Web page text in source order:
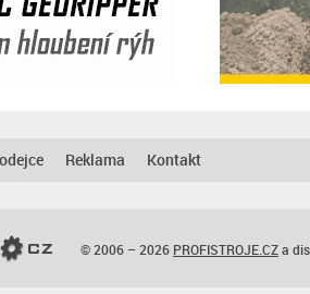
Reklama Kontakt
© 2006 – 2026 PROFISTROJE.CZa